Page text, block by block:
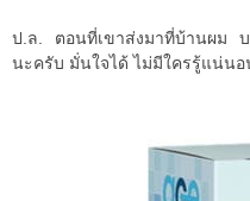
ป.ล. ตอนที่เขาส่งมาที่บ้านผม บ
นะครับ มั่นใจได้ ไม่มีใครรู้แน่น